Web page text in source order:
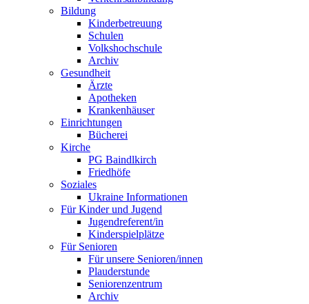
Bildung
Kinderbetreuung
Schulen
Volkshochschule
Archiv
Gesundheit
Ärzte
Apotheken
Krankenhäuser
Einrichtungen
Bücherei
Kirche
PG Baindlkirch
Friedhöfe
Soziales
Ukraine Informationen
Für Kinder und Jugend
Jugendreferent/in
Kinderspielplätze
Für Senioren
Für unsere Senioren/innen
Plauderstunde
Seniorenzentrum
Archiv